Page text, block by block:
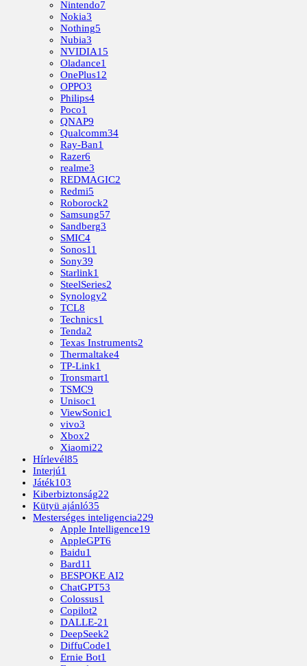
Nintendo7
Nokia3
Nothing5
Nubia3
NVIDIA15
Oladance1
OnePlus12
OPPO3
Philips4
Poco1
QNAP9
Qualcomm34
Ray-Ban1
Razer6
realme3
REDMAGIC2
Redmi5
Roborock2
Samsung57
Sandberg3
SMIC4
Sonos11
Sony39
Starlink1
SteelSeries2
Synology2
TCL8
Technics1
Tenda2
Texas Instruments2
Thermaltake4
TP-Link1
Tronsmart1
TSMC9
Unisoc1
ViewSonic1
vivo3
Xbox2
Xiaomi22
Hírlevél85
Interjú1
Játék103
Kiberbiztonság22
Kütyü ajánló35
Mesterséges inteligencia229
Apple Intelligence19
AppleGPT6
Baidu1
Bard11
BESPOKE AI2
ChatGPT53
Colossus1
Copilot2
DALLE-21
DeepSeek2
DiffuCode1
Ernie Bot1